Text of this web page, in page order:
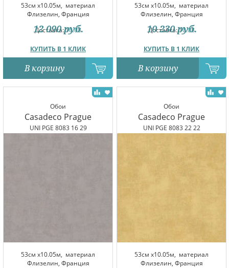
53см x10.05м, материал
Флизелин, Франция
Доставка:10.08
КУПИТЬ В 1 КЛИК
12 090 руб.
В корзину
53см x10.05м, материал
Флизелин, Франция
Доставка:10.08
КУПИТЬ В 1 КЛИК
10 230 руб.
В корзину
Обои
Casadeco Prague
UNI PGE 8083 16 29
53см x10.05м, материал
Флизелин, Франция
Обои
Casadeco Prague
UNI PGE 8083 22 22
53см x10.05м, материал
Флизелин, Франция